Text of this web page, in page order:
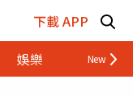
下載 APP
娛樂 財經